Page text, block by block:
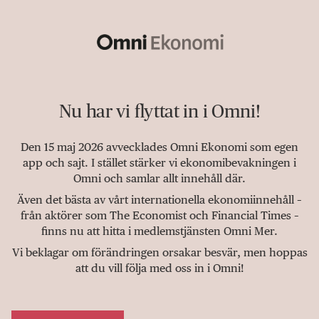
Nu har vi flyttat in i Omni!
Den 15 maj 2026 avvecklades Omni Ekonomi som egen
app och sajt. I stället stärker vi ekonomibevakningen i
Omni och samlar allt innehåll där.
Även det bästa av vårt internationella ekonomiinnehåll –
från aktörer som The Economist och Financial Times –
finns nu att hitta i medlemstjänsten Omni Mer.
Vi beklagar om förändringen orsakar besvär, men hoppas
att du vill följa med oss in i Omni!